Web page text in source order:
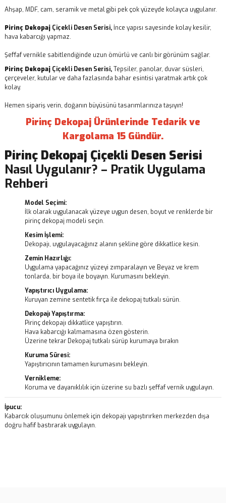
Ahşap, MDF, cam, seramik ve metal gibi pek çok yüzeyde kolayca uygulanır.
Pirinç Dekopaj Çiçekli Desen Serisi, İnce yapısı sayesinde kolay kesilir,
hava kabarcığı yapmaz.
Şeffaf vernikle sabitlendiğinde uzun ömürlü ve canlı bir görünüm sağlar.
Pirinç Dekopaj Çiçekli Desen Serisi,Tepsiler, panolar, duvar süsleri,
çerçeveler, kutular ve daha fazlasında bahar esintisi yaratmak artık çok
kolay.
Hemen sipariş verin, doğanın büyüsünü tasarımlarınıza taşıyın!
Pirinç Dekopaj Ürünlerinde Tedarik ve
Kargolama 15 Gündür.
Pirinç Dekopaj Çiçekli Desen Serisi
Nasıl Uygulanır? – Pratik Uygulama
Rehberi
Model Seçimi:
İlk olarak uygulanacak yüzeye uygun desen, boyut ve renklerde bir
pirinç dekopaj modeli seçin.
Kesim İşlemi:
Dekopajı, uygulayacağınız alanın şekline göre dikkatlice kesin.
Zemin Hazırlığı:
Uygulama yapacağınız yüzeyi zımparalayın ve Beyaz ve krem
tonlarda, bir boya ile boyayın. Kurumasını bekleyin.
Yapıştırıcı Uygulama:
Kuruyan zemine sentetik fırça ile dekopaj tutkalı sürün.
Dekopajı Yapıştırma:
Pirinç dekopajı dikkatlice yapıştırın.
Hava kabarcığı kalmamasına özen gösterin.
Üzerine tekrar Dekopaj tutkalı sürüp kurumaya bırakın
Kuruma Süresi:
Yapıştırıcının tamamen kurumasını bekleyin.
Vernikleme:
Koruma ve dayanıklılık için üzerine su bazlı şeffaf vernik uygulayın.
İpucu:
Kabarcık oluşumunu önlemek için dekopajı yapıştırırken merkezden dışa
doğru hafif bastırarak uygulayın.